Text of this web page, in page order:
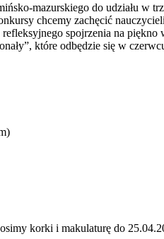
mazurskiego do udziału w
chcemy zachęcić
spojrzenia na piękno
które odbędzie się w
korki i makulaturę do